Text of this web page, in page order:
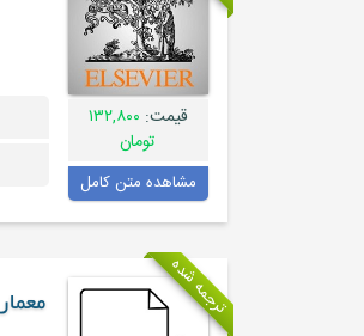
قیمت: ۱۳۲,۸۰۰
تومان
مشاهده متن کامل
ترجمه شده